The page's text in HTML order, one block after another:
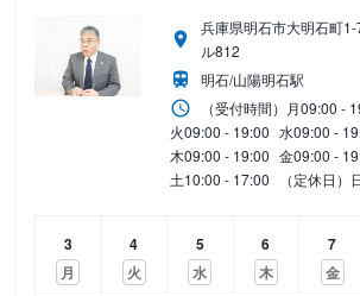
兵庫県明石市大明石町
ル812
明石/山陽明石駅
（受付時間） 月09:00 -
火09:00 - 19:00 水09:00 -
木09:00 - 19:00 金09:00 -
土10:00 - 17:00 （定休日）
3
月
4
火
5
水
6
木
7
金